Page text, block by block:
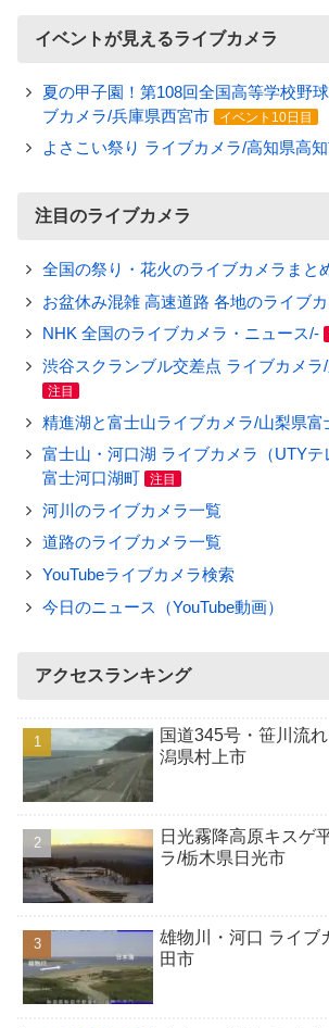
イベントが見えるライブカメラ
夏の甲子園！第108回全国高等学校野
ブカメラ/兵庫県西宮市
イベント10日目
よさこい祭り ライブカメラ/高知県高
注目のライブカメラ
全国の祭り・花火のライブカメラまと
お盆休み混雑 高速道路 各地のライブ
NHK 全国のライブカメラ・ニュース/-
渋谷スクランブル交差点 ライブカメラ
注目
精進湖と富士山ライブカメラ/山梨県富
富士山・河口湖 ライブカメラ（UTYテ
富士河口湖町
注目
河川のライブカメラ一覧
道路のライブカメラ一覧
YouTubeライブカメラ検索
今日のニュース（YouTube動画）
アクセスランキング
国道345号・笹川流
潟県村上市
日光霧降高原キスゲ
ラ/栃木県日光市
雄物川・河口 ライブ
田市